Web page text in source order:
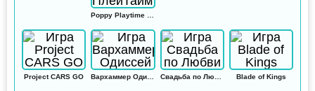
Project CARS GO Свадьба по Любви Blade of Kings